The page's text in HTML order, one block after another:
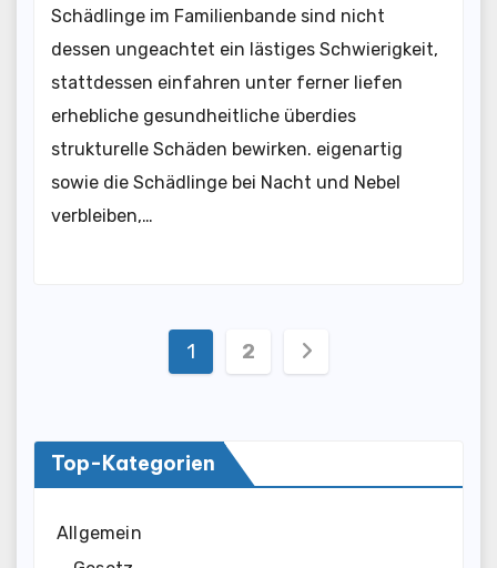
Schädlinge im Familienbande sind nicht
dessen ungeachtet ein lästiges Schwierigkeit,
stattdessen einfahren unter ferner liefen
erhebliche gesundheitliche überdies
strukturelle Schäden bewirken. eigenartig
sowie die Schädlinge bei Nacht und Nebel
verbleiben,…
Posts
1 2
Top-Kategorien
Allgemein